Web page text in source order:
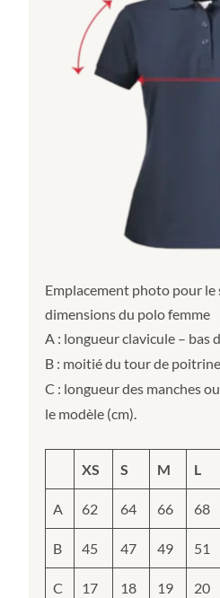
Emplacement photo pour le
dimensions du polo femme
A : longueur clavicule – bas
B : moitié du tour de poitrine
C : longueur des manches
le modèle (cm).
XS S M L
A 62 64 66 68
B 45 47 49 51
C 17 18 19 20